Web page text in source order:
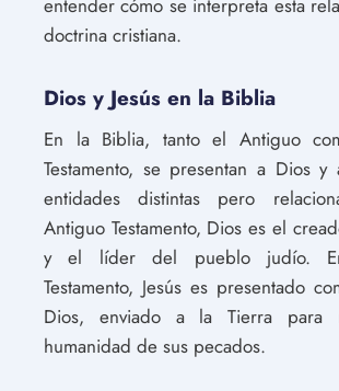
entender cómo se interpreta esta
doctrina cristiana.
Dios y Jesús en la Biblia
En la Biblia, tanto el Antiguo
Testamento, se presentan a Dios y
entidades distintas pero
Antiguo Testamento, Dios es el
y el líder del pueblo judío.
Testamento, Jesús es presentado
Dios, enviado a la Tierra para
humanidad de sus pecados.